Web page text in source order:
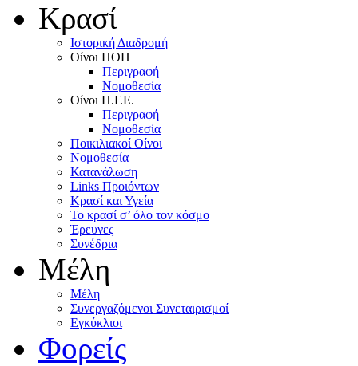
Κρασί
Iστορική Διαδρομή
Oίνοι ΠOΠ
Περιγραφή
Nομοθεσία
Oίνοι Π.Γ.E.
Περιγραφή
Νομοθεσία
Ποικιλιακοί Oίνοι
Nομοθεσία
Κατανάλωση
Links Προιόντων
Κρασί και Υγεία
To κρασί σ’ όλο τον κόσμο
Έρευνες
Συνέδρια
Μέλη
Mέλη
Συνεργαζόμενοι Συνεταιρισμοί
Εγκύκλιοι
Φορείς